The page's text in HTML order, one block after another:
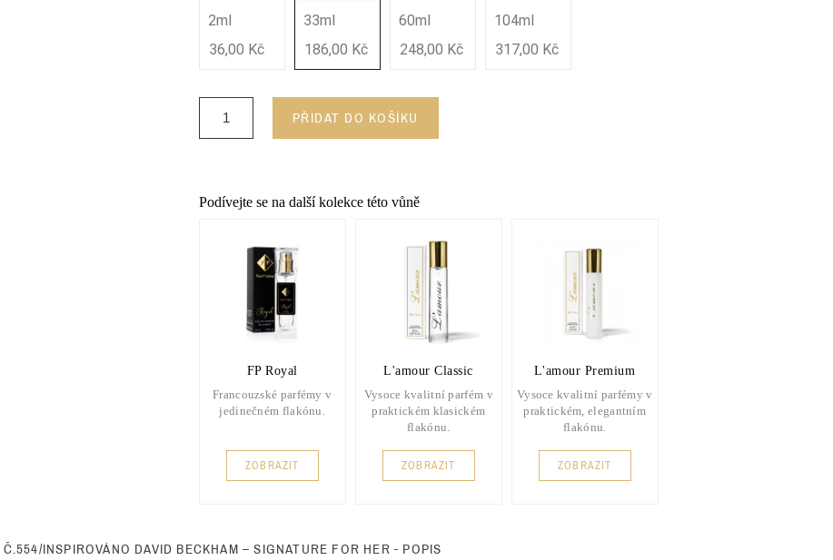
2ml
36,00 Kč
33ml
186,00 Kč
60ml
248,00 Kč
104ml
317,00 Kč
PŘIDAT DO KOŠÍKU
Podívejte se na další kolekce této vůně
FP Royal
Francouzské parfémy v
jedinečném flakónu.
ZOBRAZIT
L'amour Classic
Vysoce kvalitní parfém v
praktickém klasickém
flakónu.
ZOBRAZIT
L'amour Premium
Vysoce kvalitní parfémy v
praktickém, elegantním
flakónu.
ZOBRAZIT
Č.554/INSPIROVÁNO DAVID BECKHAM – SIGNATURE FOR HER - POPIS